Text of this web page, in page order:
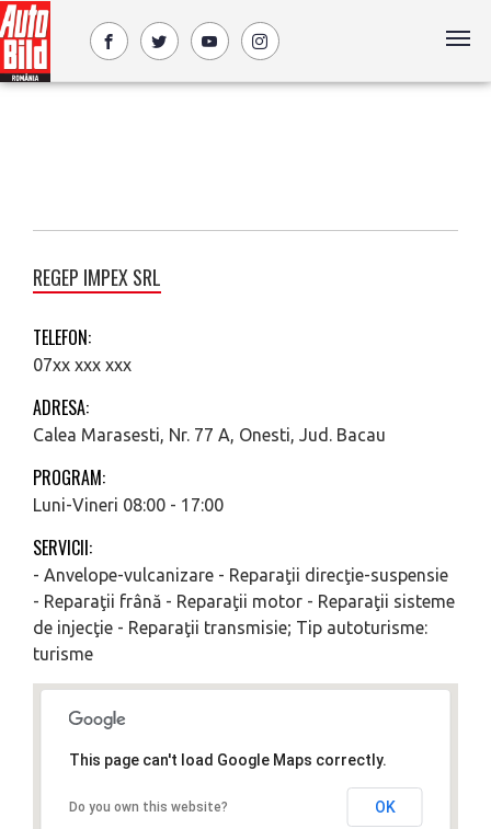
REGEP IMPEX SRL
TELEFON:
07xx xxx xxx
ADRESA:
Calea Marasesti, Nr. 77 A, Onesti, Jud. Bacau
PROGRAM:
Luni-Vineri 08:00 - 17:00
SERVICII:
- Anvelope-vulcanizare - Reparaţii direcţie-suspensie
- Reparaţii frână - Reparaţii motor - Reparaţii sisteme
de injecţie - Reparaţii transmisie; Tip autoturisme:
turisme
This page can't load Google Maps correctly.
Do you own this website? OK